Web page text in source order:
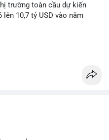
quan sát thêm 2-4 giờ sau
hành động theo cảm xúc.
biến động mạnh.
trường toàn cầu dự kiến
lên 10,7 tỷ USD vào năm
20,2%.
vượt bậc này? Hãy cùng